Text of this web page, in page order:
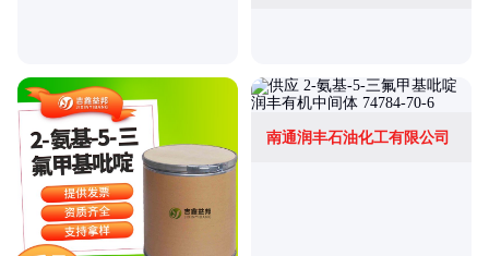
南通润丰石油化工有限公司